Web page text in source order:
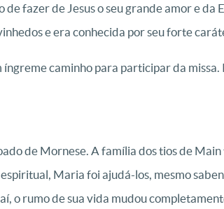
fazer de Jesus o seu grande amor e da
e era conhecida por seu forte
caminho para participar da
de Mornese. A família dos tios de
Maria foi ajudá-los, mesmo
o rumo de sua vida mudou